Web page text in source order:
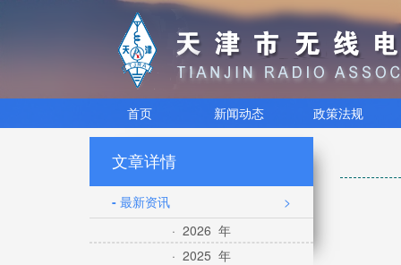
首页 新闻动态 政策法规
文章详情
- 最新资讯
>
· 2026 年
· 2025 年